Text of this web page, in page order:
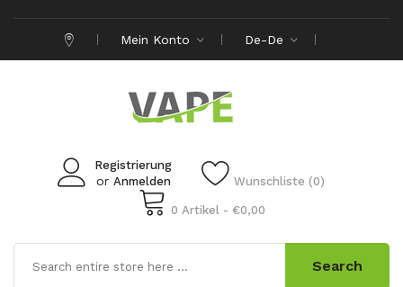
Mein Konto De-De
Registrierung
or Anmelden Wunschliste (0)
0 Artikel - €0,00
Search